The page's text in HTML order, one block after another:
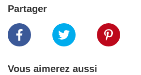
Partager
Vous aimerez aussi